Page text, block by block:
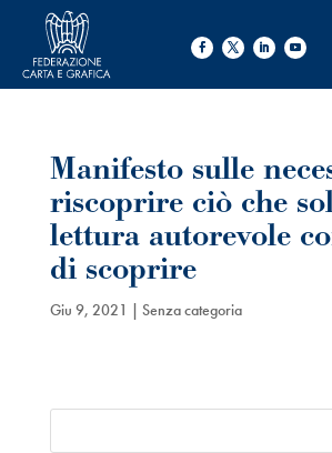
Manifesto sulle
riscoprire ciò che
lettura autorevole
di scoprire
Giu 9, 2021 | Senza categoria